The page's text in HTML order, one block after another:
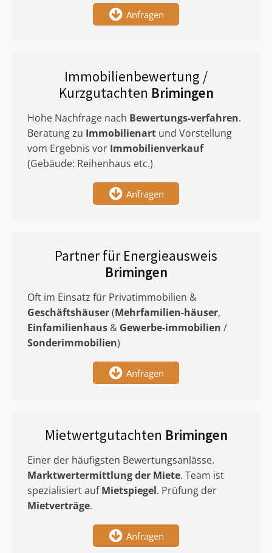
Anfragen
Immobilienbewertung /
Kurzgutachten Brimingen
Hohe Nachfrage nach Bewertungs-verfahren.
Beratung zu Immobilienart und Vorstellung
vom Ergebnis vor Immobilienverkauf
(Gebäude: Reihenhaus etc.)
Anfragen
Partner für Energieausweis
Brimingen
Oft im Einsatz für Privatimmobilien &
Geschäftshäuser(Mehrfamilien-häuser,
Einfamilienhaus & Gewerbe-immobilien /
Sonderimmobilien)
Anfragen
Mietwertgutachten Brimingen
Einer der häufigsten Bewertungsanlässe.
Marktwertermittlungder Miete. Team ist
spezialisiert aufMietspiegel. Prüfung der
Mietverträge.
Anfragen